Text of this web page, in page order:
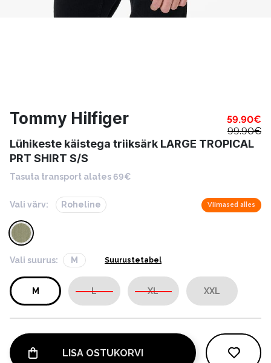
Tommy Hilfiger 59.90€
99.90€
Lühikeste käistega triiksärk LARGE TROPICAL
PRT SHIRT S/S
Tasuta transport alates 69€
Vali värv: Roheline Viimased alles
Vali suurus: M Suurustetabel
M L XL XXL
LISA OSTUKORVI